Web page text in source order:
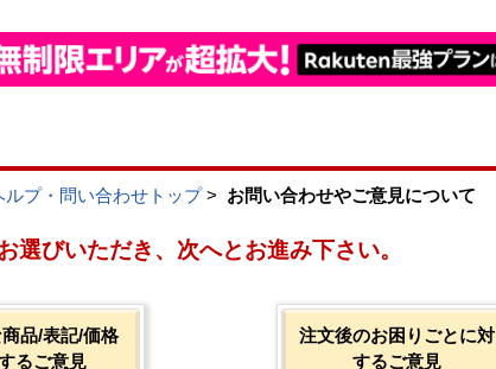
ルプ・問い合わせトップ> お問い合わせやご意見について
選びいただき、次へとお進み下さい。
品/表記/価格
るご意見
注文後のお困りごとに対
するご意見